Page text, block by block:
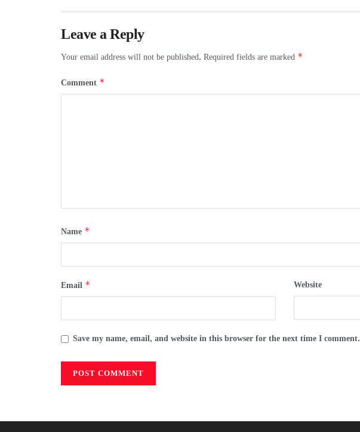
Leave a Reply
Your email address will not be published. Required fields are marked *
Comment *
Name *
Email * Website
Save my name, email, and website in this browser for the next time I comment.